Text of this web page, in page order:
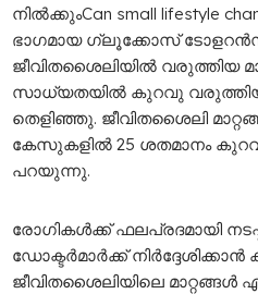
നിൽക്കുംCan small lifestyle
ഭാഗമായ ഗ്ലൂക്കോസ്
ജീവിതശൈലിയില്‍ വരുത്തിയ
സാധ്യതയില്‍ കുറവു
തെളിഞ്ഞു. ജീവിതശൈലി
കേസുകളില്‍ 25 ശതമാനം
പറയുന്നു.
രോഗികള്‍ക്ക് ഫലപ്രദമായി
ഡോക്ടർമാർക്ക് നിർദ്ദേശിക്കാൻ
ജീവിതശൈലിയിലെ